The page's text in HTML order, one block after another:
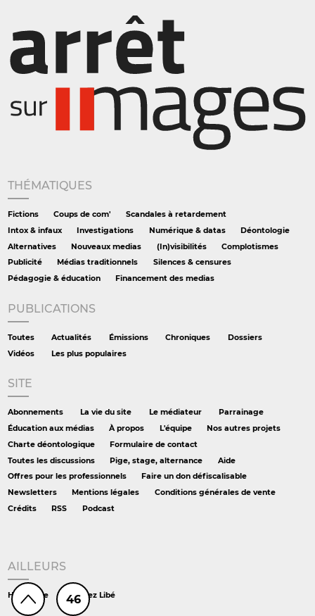
46
THÉMATIQUES
Fictions Coups de com'
Scandales à retardement
Intox & infaux
Investigations Numérique & datas
Déontologie
Alternatives
Nouveaux medias (In)visibilités
Complotismes
Publicité
Médias traditionnels
Silences & censures
Pédagogie & éducation
Financement des medias
PUBLICATIONS
Toutes Actualités Émissions Chroniques
Dossiers
Vidéos
Les plus populaires
SITE
Abonnements La vie du site Le médiateur
Parrainage
Éducation aux médias
À propos L'équipe
Nos autres projets
Charte déontologique
Formulaire de contact
Toutes les discussions
Pige, stage, alternance
Aide
Offres pour les professionnels
Faire un don défiscalisable
Newsletters
Mentions légales
Conditions générales de vente
Crédits
RSS Podcast
AILLEURS
Hors série DS chez Libé